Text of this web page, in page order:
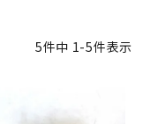
5件中 1-5件表示